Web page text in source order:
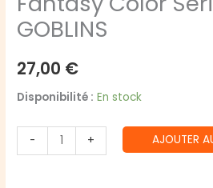
GOBLINS
27,00 €
Disponibilité : En stock
-
quantité
de
+ AJOUTER